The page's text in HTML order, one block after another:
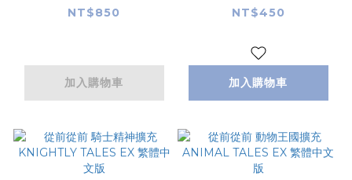
明書
NT$850
加入購物車
Anniversary 繁體中
NT$450
加入購物車